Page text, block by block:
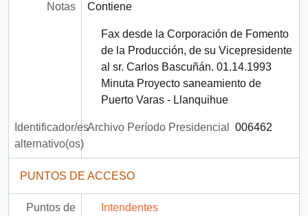
Notas Contiene
Fax desde la Corporación de Fomento
de la Producción, de su Vicepresidente
al sr. Carlos Bascuñán. 01.14.1993
Minuta Proyecto saneamiento de
Puerto Varas - Llanquihue
Identificador/es
alternativo(os)
Archivo Período Presidencial 006462
PUNTOS DE ACCESO
Puntos de
Intendentes